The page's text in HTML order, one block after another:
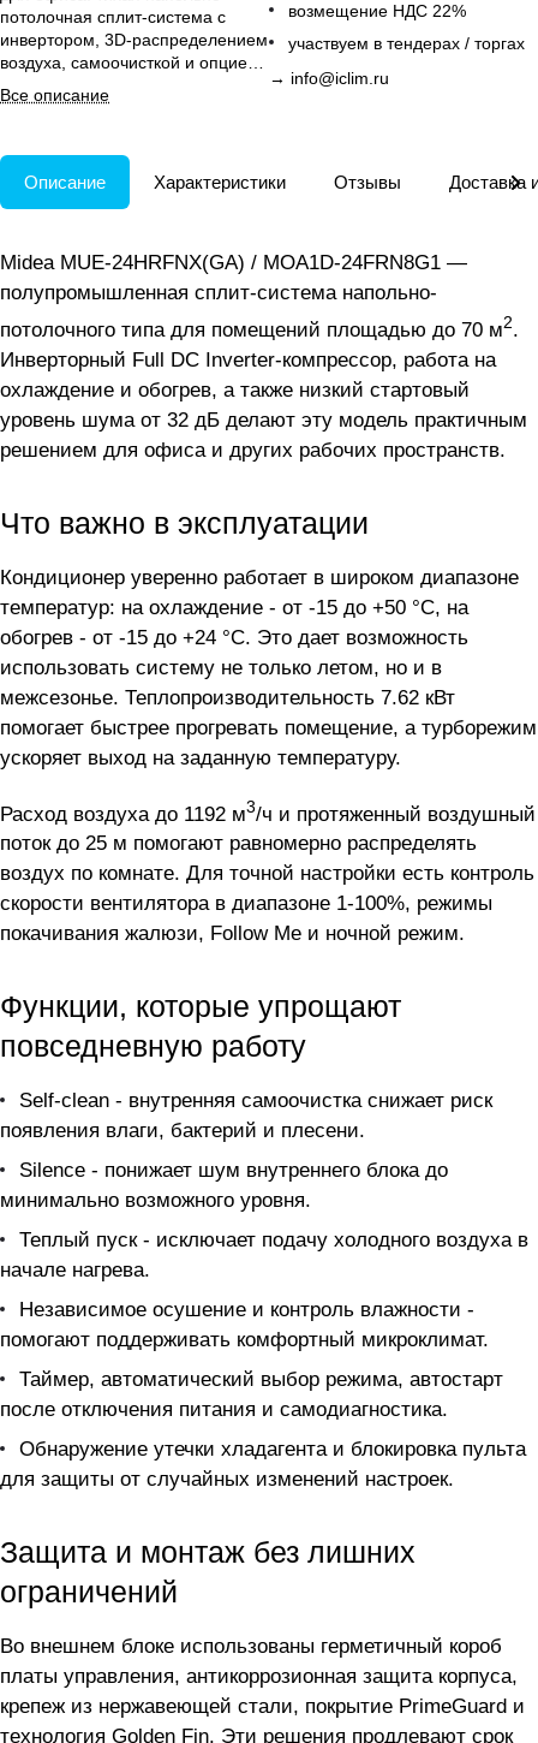
потолочная сплит-система с
инвертором, 3D-распределением
воздуха, самоочисткой и опцией
Wi-Fi-управления.
Все описание
возмещение НДС 22%
участвуем в тендерах / торгах
→ info@iclim.ru
Описание Характеристики Отзывы Доставка
Midea MUE-24HRFNX(GA) / MOA1D-24FRN8G1 —
полупромышленная сплит-система напольно-
потолочного типа для помещений площадью до 70 м2.
Инверторный Full DC Inverter-компрессор, работа на
охлаждение и обогрев, а также низкий стартовый
уровень шума от 32 дБ делают эту модель практичным
решением для офиса и других рабочих пространств.
Что важно в эксплуатации
Кондиционер уверенно работает в широком диапазоне
температур: на охлаждение - от -15 до +50 °C, на
обогрев - от -15 до +24 °C. Это дает возможность
использовать систему не только летом, но и в
межсезонье. Теплопроизводительность 7.62 кВт
помогает быстрее прогревать помещение, а турборежим
ускоряет выход на заданную температуру.
Расход воздуха до 1192 м3/ч и протяженный воздушный
поток до 25 м помогают равномерно распределять
воздух по комнате. Для точной настройки есть контроль
скорости вентилятора в диапазоне 1-100%, режимы
покачивания жалюзи, Follow Me и ночной режим.
Функции, которые упрощают
повседневную работу
Self-clean - внутренняя самоочистка снижает риск
появления влаги, бактерий и плесени.
Silence - понижает шум внутреннего блока до
минимально возможного уровня.
Теплый пуск - исключает подачу холодного воздуха в
начале нагрева.
Независимое осушение и контроль влажности -
помогают поддерживать комфортный микроклимат.
Таймер, автоматический выбор режима, автостарт
после отключения питания и самодиагностика.
Обнаружение утечки хладагента и блокировка пульта
для защиты от случайных изменений настроек.
Защита и монтаж без лишних
ограничений
Во внешнем блоке использованы герметичный короб
платы управления, антикоррозионная защита корпуса,
крепеж из нержавеющей стали, покрытие PrimeGuard и
технология Golden Fin. Эти решения продлевают срок